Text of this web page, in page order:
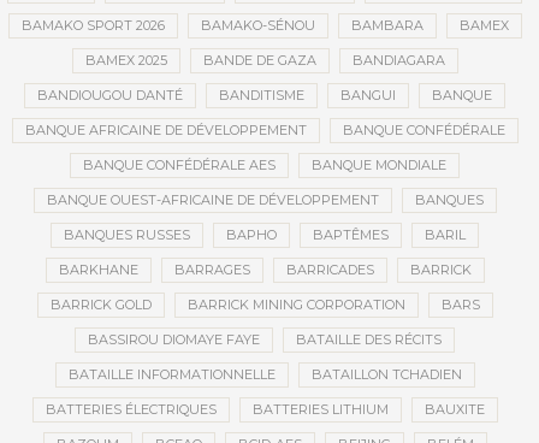
BAMAKO SPORT 2026 BAMAKO-SÉNOU BAMBARA BAMEX
BAMEX 2025 BANDE DE GAZA BANDIAGARA
BANDIOUGOU DANTÉ BANDITISME BANGUI BANQUE
BANQUE AFRICAINE DE DÉVELOPPEMENT BANQUE CONFÉDÉRALE
BANQUE CONFÉDÉRALE AES BANQUE MONDIALE
BANQUE OUEST-AFRICAINE DE DÉVELOPPEMENT BANQUES
BANQUES RUSSES BAPHO BAPTÊMES BARIL
BARKHANE BARRAGES BARRICADES BARRICK
BARRICK GOLD BARRICK MINING CORPORATION BARS
BASSIROU DIOMAYE FAYE BATAILLE DES RÉCITS
BATAILLE INFORMATIONNELLE BATAILLON TCHADIEN
BATTERIES ÉLECTRIQUES BATTERIES LITHIUM BAUXITE